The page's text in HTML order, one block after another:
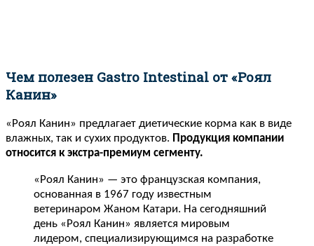
Чем полезен Gastro Intestinal от «Роял
Канин»
«Роял Канин» предлагает диетические корма как в виде
влажных, так и сухих продуктов. Продукция компании
относится к экстра-премиум сегменту.
«Роял Канин» — это французская компания,
основанная в 1967 году известным
ветеринаром Жаном Катари. На сегодняшний
день «Роял Канин» является мировым
лидером, специализирующимся на разработке